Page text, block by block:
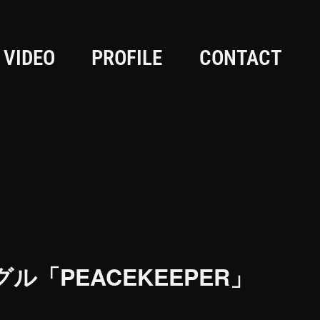
VIDEO PROFILE CONTACT
「PEACEKEEPER」